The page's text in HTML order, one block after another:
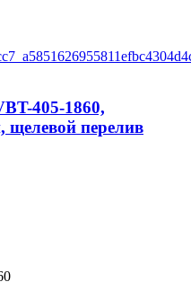
405-1860,
щелевой перелив